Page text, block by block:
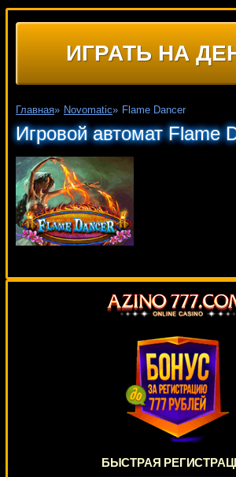
ИГРАТЬ НА
Главная» Novomatic» Flame Dancer
Игровой автомат Flame
БЫСТРАЯ